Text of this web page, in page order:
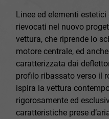
Linee ed elementi
rievocati nel nuovo
vettura, che riprende lo
motore centrale, ed
caratterizzata dai
profilo ribassato verso il
ispira la vettura
rigorosamente ed
caratteristiche prese